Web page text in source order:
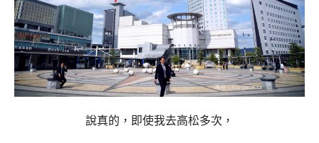
說真的，即使我去高松多次，